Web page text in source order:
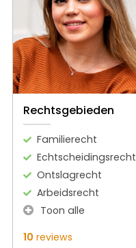
Rechtsgebieden
Familierecht
Echtscheidingsrecht
Ontslagrecht
Arbeidsrecht
Toon alle
10 reviews